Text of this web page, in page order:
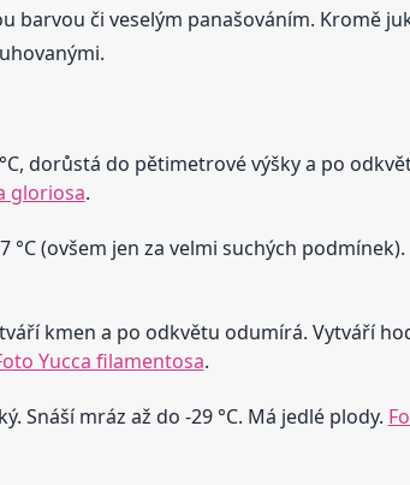
či veselým panašováním. Kromě
dorůstá do pětimetrové výšky a po
gloriosa.
°C (ovšem jen za velmi suchých
kmen a po odkvětu odumírá. Vytváří
Yucca filamentosa.
Snáší mráz až do -29 °C. Má jedlé plody.